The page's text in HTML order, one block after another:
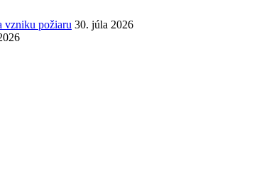
vzniku požiaru 30. júla 2026